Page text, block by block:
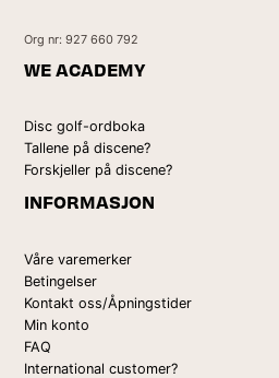
Org nr: 927 660 792
WE ACADEMY
Disc golf-ordboka
Tallene på discene?
Forskjeller på discene?
INFORMASJON
Våre varemerker
Betingelser
Kontakt oss/Åpningstider
Min konto
FAQ
International customer?